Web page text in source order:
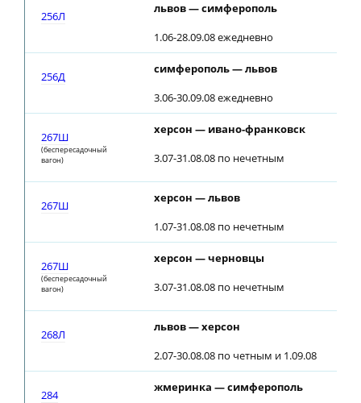
256Л
львов — симферополь
1.06-28.09.08 ежедневно
256Д
симферополь — львов
3.06-30.09.08 ежедневно
267Ш
(беспересадочный
вагон)
херсон — ивано-франковск
3.07-31.08.08 по нечетным
267Ш
херсон — львов
1.07-31.08.08 по нечетным
267Ш
(беспересадочный
вагон)
херсон — черновцы
3.07-31.08.08 по нечетным
268Л
львов — херсон
2.07-30.08.08 по четным и 1.09.08
284
жмеринка — симферополь